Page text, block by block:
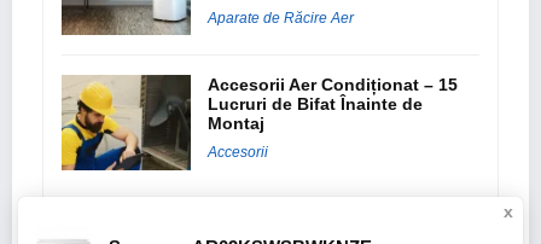
Aparate de Răcire Aer
Accesorii Aer Condiționat – 15
Lucruri de Bifat Înainte de
Montaj
Accesorii
x